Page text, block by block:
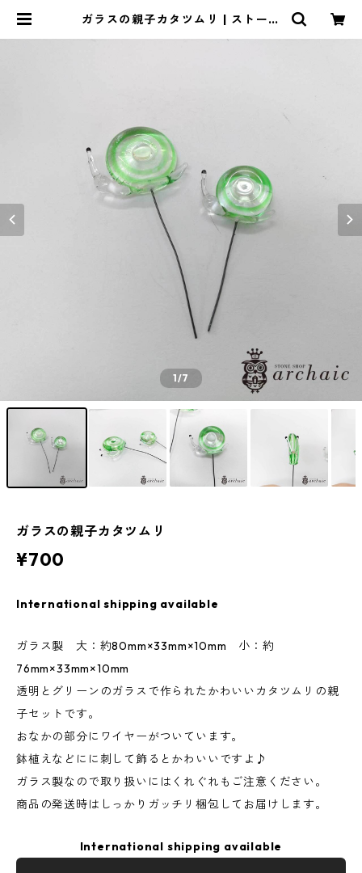
ガラスの親子カタツムリ | ストーン
1/7
ガラスの親子カタツムリ
¥700
International shipping available
ガラス製 大：約80mm×33mm×10mm 小：約
76mm×33mm×10mm
透明とグリーンのガラスで作られたかわいいカタツムリの親
子セットです。
おなかの部分にワイヤーがついています。
鉢植えなどにに刺して飾るとかわいいですよ♪
ガラス製なので取り扱いにはくれぐれもご注意ください。
商品の発送時はしっかりガッチリ梱包してお届けします。
International shipping available